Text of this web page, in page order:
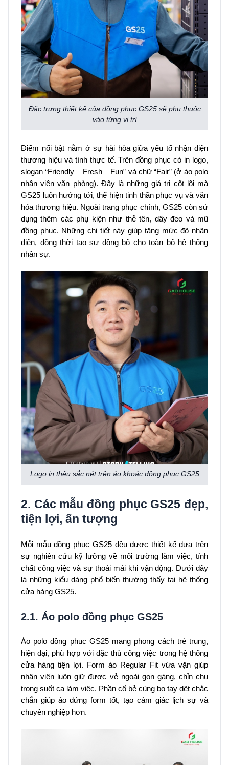
Đặc trưng thiết kế của đồng phục GS25 sẽ phụ thuộc
vào từng vị trí
Điểm nổi bật nằm ở sự hài hòa giữa yếu tố nhận diện
thương hiệu và tính thực tế. Trên đồng phục có in logo,
slogan “Friendly – Fresh – Fun” và chữ “Fair” (ở áo polo
nhân viên văn phòng). Đây là những giá trị cốt lõi mà
GS25 luôn hướng tới, thể hiện tinh thần phục vụ và văn
hóa thương hiệu. Ngoài trang phục chính, GS25 còn sử
dụng thêm các phụ kiện như thẻ tên, dây đeo và mũ
đồng phục. Những chi tiết này giúp tăng mức độ nhận
diện, đồng thời tạo sự đồng bộ cho toàn bộ hệ thống
nhân sự.
Logo in thêu sắc nét trên áo khoác đồng phục GS25
2. Các mẫu đồng phục GS25 đẹp,
tiện lợi, ấn tượng
Mỗi mẫu đồng phục GS25 đều được thiết kế dựa trên
sự nghiên cứu kỹ lưỡng về môi trường làm việc, tính
chất công việc và sự thoải mái khi vận động. Dưới đây
là những kiểu dáng phổ biến thường thấy tại hệ thống
cửa hàng GS25.
2.1. Áo polo đồng phục GS25
Áo polo đồng phục GS25 mang phong cách trẻ trung,
hiện đại, phù hợp với đặc thù công việc trong hệ thống
cửa hàng tiện lợi. Form áo Regular Fit vừa vặn giúp
nhân viên luôn giữ được vẻ ngoài gọn gàng, chỉn chu
trong suốt ca làm việc. Phần cổ bẻ cùng bo tay dệt chắc
chắn giúp áo đứng form tốt, tạo cảm giác lịch sự và
chuyên nghiệp hơn.